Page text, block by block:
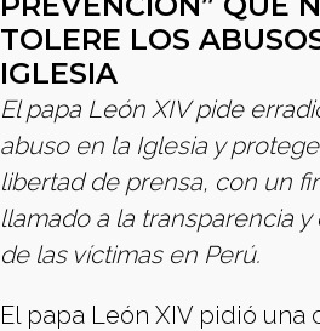
TOLERE LOS
IGLESIA
El papa León XIV pide
abuso en la Iglesia y
libertad de prensa, con un
llamado a la transparencia y
de las víctimas en Perú.
El papa León XIV pidió una